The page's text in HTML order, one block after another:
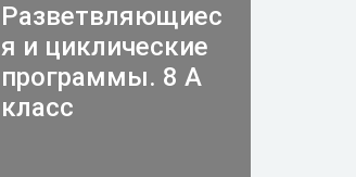
Разветвляющиес
я и циклические
программы. 8 А
класс